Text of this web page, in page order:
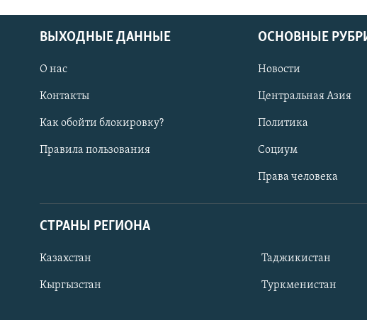
ВЫХОДНЫЕ ДАННЫЕ
О нас
Контакты
Как обойти блокировку?
Правила пользования
ОСНОВНЫЕ
Новости
Центральная Азия
Политика
Социум
Права человека
СТРАНЫ РЕГИОНА
Казахстан
Кыргызстан
Таджикистан
Туркменистан